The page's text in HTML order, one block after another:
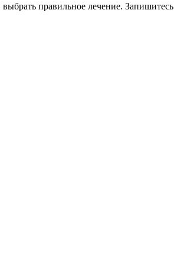
правильное лечение.